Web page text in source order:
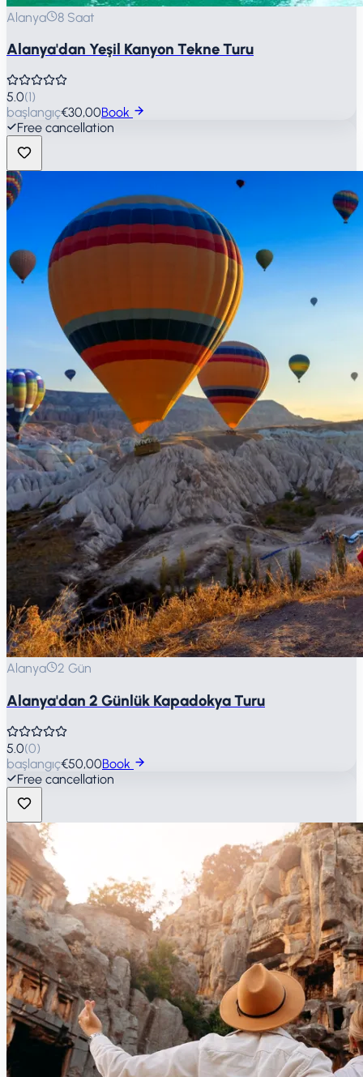
Alanya 8 Saat
Alanya'dan Yeşil Kanyon Tekne Turu
5.0(1)
başlangıç€30,00Book
Free cancellation
Alanya 2 Gün
Alanya'dan 2 Günlük Kapadokya Turu
5.0(0)
başlangıç€50,00Book
Free cancellation